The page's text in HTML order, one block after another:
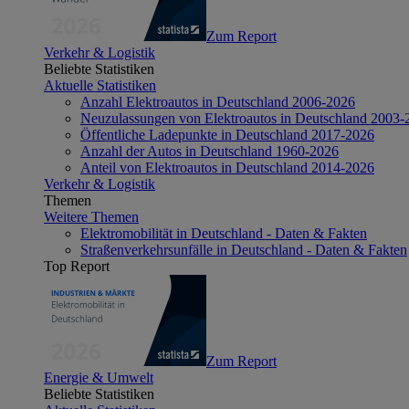
Zum Report
Verkehr & Logistik
Beliebte Statistiken
Aktuelle Statistiken
Anzahl Elektroautos in Deutschland 2006-2026
Neuzulassungen von Elektroautos in Deutschland 2003-
Öffentliche Ladepunkte in Deutschland 2017-2026
Anzahl der Autos in Deutschland 1960-2026
Anteil von Elektroautos in Deutschland 2014-2026
Verkehr & Logistik
Themen
Weitere Themen
Elektromobilität in Deutschland - Daten & Fakten
Straßenverkehrsunfälle in Deutschland - Daten & Fakten
Top Report
Zum Report
Energie & Umwelt
Beliebte Statistiken